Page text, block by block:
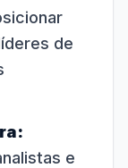
de
e